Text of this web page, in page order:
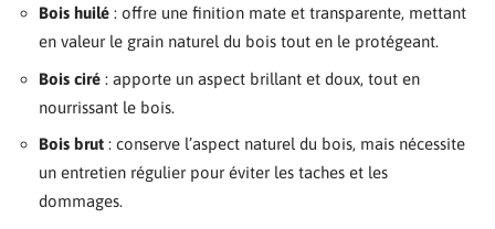
Bois huilé : offre une finition mate et transparente, mettant
en valeur le grain naturel du bois tout en le protégeant.
Bois ciré : apporte un aspect brillant et doux, tout en
nourrissant le bois.
Bois brut : conserve l’aspect naturel du bois, mais nécessite
un entretien régulier pour éviter les taches et les
dommages.